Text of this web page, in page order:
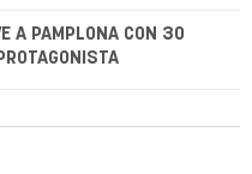
A PAMPLONA CON 30